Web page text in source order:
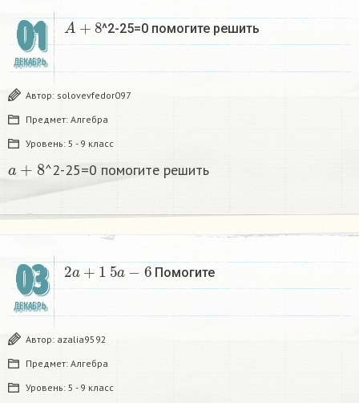
01
ДЕКАБРЬ
A+8
^2-25=0 помогите решить
Автор: solovevfedor097
Предмет: Алгебра
Уровень: 5 - 9 класс
^2-25=0 помогите решить
03
ДЕКАБРЬ
2a+1 5a−6
Помогите
Автор: azalia9592
Предмет: Алгебра
Уровень: 5 - 9 класс